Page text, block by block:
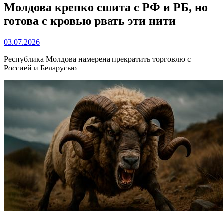
Молдова крепко сшита с РФ и РБ, но
готова с кровью рвать эти нити
03.07.2026
Республика Молдова намерена прекратить торговлю с
Россией и Беларусью